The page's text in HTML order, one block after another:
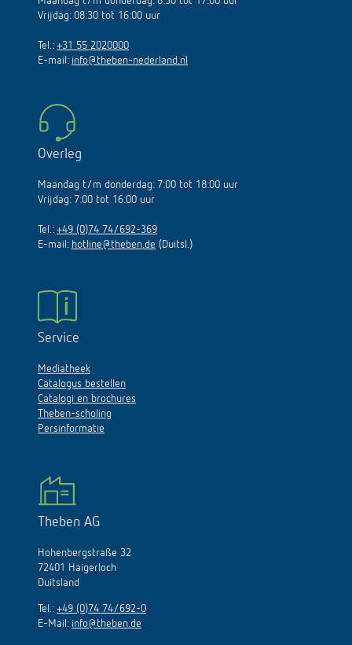
Vrijdag: 08:30 tot 16:00 uur
Tel.: +31 55 2020000
E-mail: info@theben-nederland.nl
Overleg
Maandag t/m donderdag: 7:00 tot 18:00 uur
Vrijdag: 7:00 tot 16:00 uur
Tel.: +49 (0)74 74/692-369
E-mail: hotline@theben.de (Duitsl.)
Service
Mediatheek
Catalogus bestellen
Catalogi en brochures
Theben-scholing
Persinformatie
Theben AG
Hohenbergstraße 32
72401 Haigerloch
Duitsland
Tel.: +49 (0)74 74/692-0
E-Mail: info@theben.de